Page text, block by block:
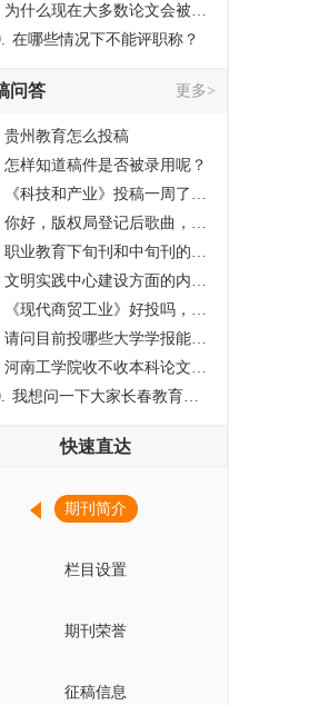
为什么现在大多数论文会被评判为AI撰写？（深度剖析查重机制下的困境与出路）
在哪些情况下不能评职称？
问答 更多>
贵州教育怎么投稿
怎样知道稿件是否被录用呢？
《科技和产业》投稿一周了仍是“已发回执”状态，这是什么意思？什么时候外审？
你好，版权局登记后歌曲，这里能否发表
职业教育下旬刊和中旬刊的国内刊号一样，他们有什么区别，两本刊物都是真的吗？
文明实践中心建设方面的内容适合那种期刊
《现代商贸工业》好投吗，版面费多少？
请问目前投哪些大学学报能较快出刊啊
河南工学院收不收本科论文呀？
我想问一下大家长春教育学院学报是本科学报吗？
快速直达
期刊简介
栏目设置
期刊荣誉
征稿信息